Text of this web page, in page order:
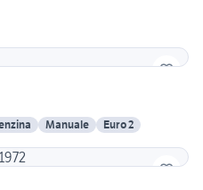
Manuale
Euro 2